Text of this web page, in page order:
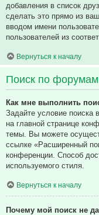
добавления в список
сделать это прямо из
вводом имени
пользователей из
Вернуться к началу
Поиск по форумам
Как мне выполнить
Задайте условие поиска
на главной странице
темы. Вы можете
ссылке «Расширенный
конференции. Способ
используемого стиля.
Вернуться к началу
Почему мой поиск не